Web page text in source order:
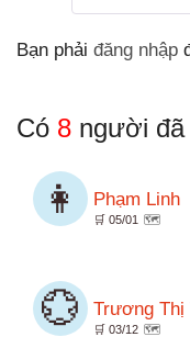
Bạn phải đăng nhập
Có 8 người đã
👩 Phạm Linh
🛒 05/01 🗺️
💮 Trương Thị
🛒 03/12 🗺️